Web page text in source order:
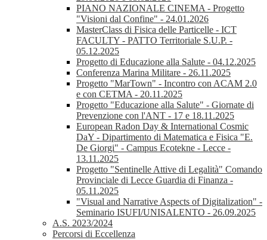
PIANO NAZIONALE CINEMA - Progetto
"Visioni dal Confine" - 24.01.2026
MasterClass di Fisica delle Particelle - ICT
FACULTY - PATTO Territoriale S.U.P. -
05.12.2025
Progetto di Educazione alla Salute - 04.12.2025
Conferenza Marina Militare - 26.11.2025
Progetto "MarTown" - Incontro con ACAM 2.0
e con CETMA - 20.11.2025
Progetto "Educazione alla Salute" - Giornate di
Prevenzione con l'ANT - 17 e 18.11.2025
European Radon Day & International Cosmic
DaY - Dipartimento di Matematica e Fisica "E.
De Giorgi" - Campus Ecotekne - Lecce -
13.11.2025
Progetto "Sentinelle Attive di Legalità" Comando
Provinciale di Lecce Guardia di Finanza -
05.11.2025
"Visual and Narrative Aspects of Digitalization" -
Seminario ISUFI/UNISALENTO - 26.09.2025
A.S. 2023/2024
Percorsi di Eccellenza